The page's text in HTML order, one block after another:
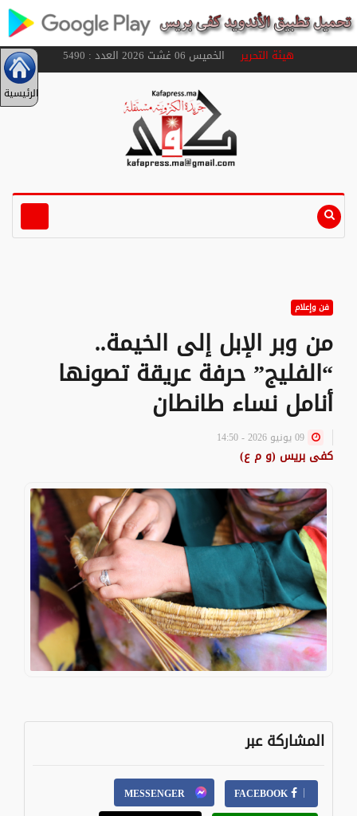
هيئة التحريرالخميس 06 غشت 2026 العدد : 5490
الرئيسية
فن وإعلام
من وبر الإبل إلى الخيمة..
“الفليج” حرفة عريقة تصونها
أنامل نساء طانطان
كفى بريس (و م ع)
المشاركة عبر
FACEBOOK
MESSENGER